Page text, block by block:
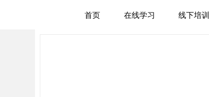
首页 在线学习 线下培训